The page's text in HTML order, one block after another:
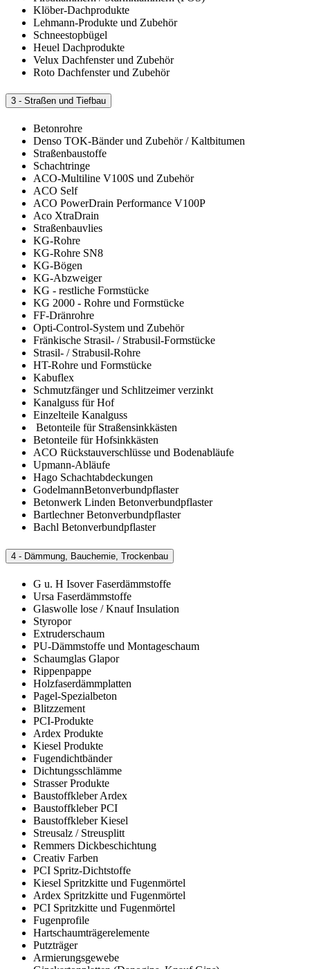
Klöber-Dachprodukte
Lehmann-Produkte und Zubehör
Schneestopbügel
Heuel Dachprodukte
Velux Dachfenster und Zubehör
Roto Dachfenster und Zubehör
3 - Straßen und Tiefbau
Betonrohre
Denso TOK-Bänder und Zubehör / Kaltbitumen
Straßenbaustoffe
Schachtringe
ACO-Multiline V100S und Zubehör
ACO Self
ACO PowerDrain Performance V100P
Aco XtraDrain
Straßenbauvlies
KG-Rohre
KG-Rohre SN8
KG-Bögen
KG-Abzweiger
KG - restliche Formstücke
KG 2000 - Rohre und Formstücke
FF-Dränrohre
Opti-Control-System und Zubehör
Fränkische Strasil- / Strabusil-Formstücke
Strasil- / Strabusil-Rohre
HT-Rohre und Formstücke
Kabuflex
Schmutzfänger und Schlitzeimer verzinkt
Kanalguss für Hof
Einzelteile Kanalguss
Betonteile für Straßensinkkästen
Betonteile für Hofsinkkästen
ACO Rückstauverschlüsse und Bodenabläufe
Upmann-Abläufe
Hago Schachtabdeckungen
GodelmannBetonverbundpflaster
Betonwerk Linden Betonverbundpflaster
Bartlechner Betonverbundpflaster
Bachl Betonverbundpflaster
4 - Dämmung, Bauchemie, Trockenbau
G u. H Isover Faserdämmstoffe
Ursa Faserdämmstoffe
Glaswolle lose / Knauf Insulation
Styropor
Extruderschaum
PU-Dämmstoffe und Montageschaum
Schaumglas Glapor
Rippenpappe
Holzfaserdämmplatten
Pagel-Spezialbeton
Blitzzement
PCI-Produkte
Ardex Produkte
Kiesel Produkte
Fugendichtbänder
Dichtungsschlämme
Strasser Produkte
Baustoffkleber Ardex
Baustoffkleber PCI
Baustoffkleber Kiesel
Streusalz / Streusplitt
Remmers Dickbeschichtung
Creativ Farben
PCI Spritz-Dichtstoffe
Kiesel Spritzkitte und Fugenmörtel
Ardex Spritzkitte und Fugenmörtel
PCI Spritzkitte und Fugenmörtel
Fugenprofile
Hartschaumträgerelemente
Putzträger
Armierungsgewebe